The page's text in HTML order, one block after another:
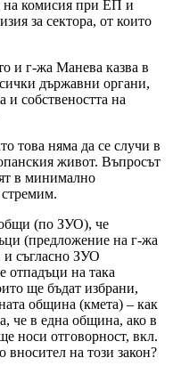
на комисия при ЕП и
за сектора, от които
и г-жа Манева казва в
държавни органи,
и собствеността на
това няма да се случи в
живот. Въпросът
в минимално
(по ЗУО), че
(предложение на г-жа
съгласно ЗУО
отпадъци на така
ще бъдат избрани,
община (кмета) – как
че в една община, ако в
носи отговорност, вкл.
вносител на този закон?